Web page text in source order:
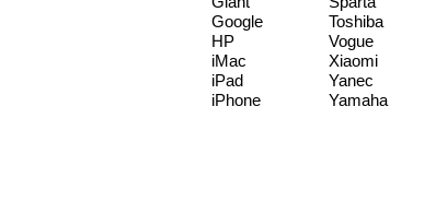
Google
HP
iMac
iPad
iPhone
Toshiba
Vogue
Xiaomi
Yanec
Yamaha